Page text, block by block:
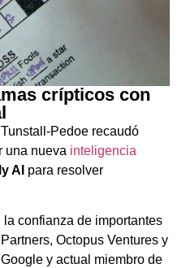
crípticos con
Pedoe recaudó
una nueva inteligencia
AI para resolver
confianza de importantes
Octopus Ventures y
y actual miembro de